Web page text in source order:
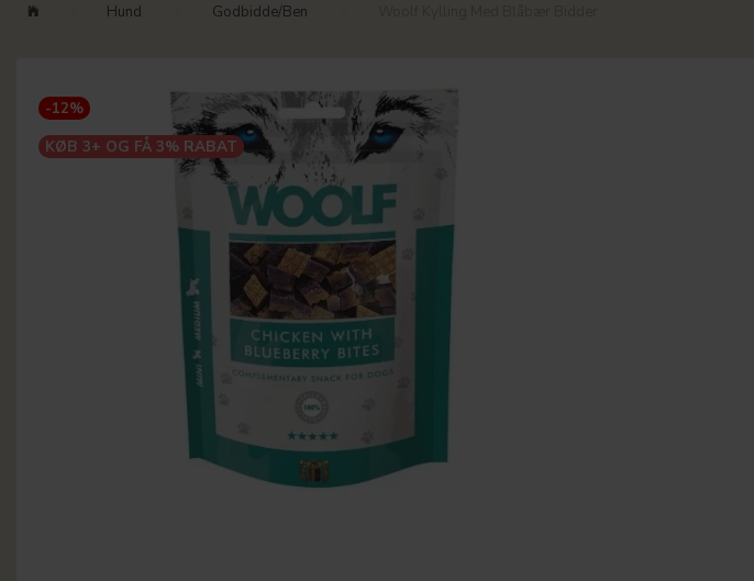
Hund Godbidde/Ben
-12%
KØB 3+ OG FÅ 3% RABAT